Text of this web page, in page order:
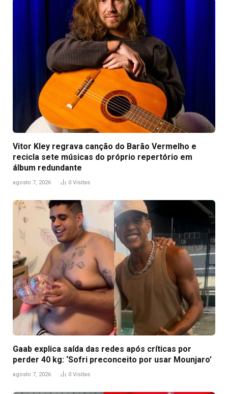
Vitor Kley regrava canção do Barão Vermelho e
recicla sete músicas do próprio repertório em
álbum redundante
agosto 7, 2026 0 Visitas
Gaab explica saída das redes após críticas por
perder 40 kg: ‘Sofri preconceito por usar Mounjaro’
agosto 7, 2026 0 Visitas